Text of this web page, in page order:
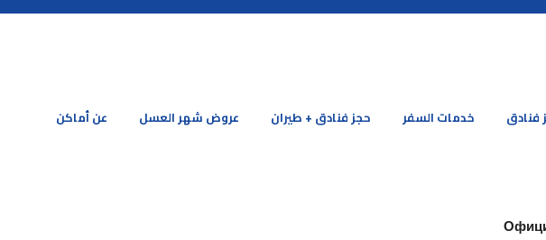
فنادق خدمات السفر حجز فنادق + طيران عروض شهر العسل عن أماكن